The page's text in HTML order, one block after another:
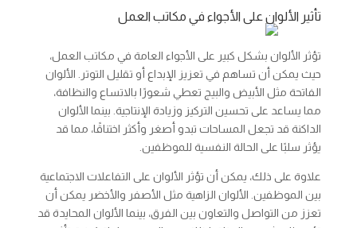
تأثير الألوان على الأجواء في مكاتب العمل
تؤثر الألوان بشكل كبير على الأجواء العامة في مكاتب العمل،
حيث يمكن أن تساهم في تعزيز الإبداع أو تقليل التوتر. الألوان
الفاتحة مثل الأبيض والبيج تعطي شعورًا بالاتساع والنظافة،
مما يساعد على تحسين التركيز وزيادة الإنتاجية. بينما الألوان
الداكنة قد تجعل المساحات تبدو أصغر وأكثر اختناقًا، مما قد
يؤثر سلبًا على الحالة النفسية للموظفين.
علاوة على ذلك، يمكن أن تؤثر الألوان على التفاعلات الاجتماعية
بين الموظفين. الألوان الزاهية مثل الأصفر والأخضر يمكن أن
تعزز من التواصل والتعاون بين الفرق، بينما الألوان المحايدة قد